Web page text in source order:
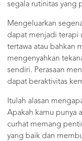
segala rutinitas yang
Mengeluarkan
dapat menjadi terapi
tertawa atau bahkan
mengenyahkan
sendiri. Perasaan
dapat beraktivitas
Itulah alasan
Apakah kamu punya
curhat memang
yang baik dan